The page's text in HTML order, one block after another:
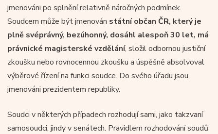
jmenováni po splnění relativně náročných podmínek.
Soudcem může být jmenován státní občan ČR, který je
plně svéprávný, bezúhonný, dosáhl alespoň 30 let, má
právnické magisterské vzdělání, složil odbornou justiční
zkoušku nebo rovnocennou zkoušku a úspěšně absolvoval
výběrové řízení na funkci soudce. Do svého úřadu jsou
jmenováni prezidentem republiky.
Soudci v některých případech rozhodují sami, jako takzvaní
samosoudci, jindy v senátech. Pravidlem rozhodování soudů